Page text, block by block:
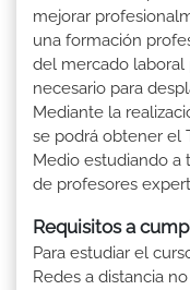
mejorar
una formación
del mercado
necesario para
Mediante la
se podrá obtener el
Medio estudiando
de profesores
Requisitos a
Para estudiar el
Redes a distancia